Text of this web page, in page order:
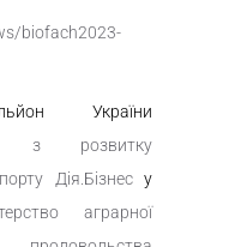
biofach2023-
України
з розвитку
Дія.Бізнесу
аграрної